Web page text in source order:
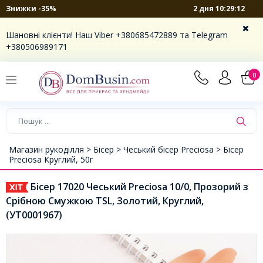
Знижки -35% 2 дня 10:29:12
Шановні клієнти! Наш Viber +380685472889 та Telegram
+380506989171
0
Магазин рукоділля > Бісер > Чеський бісер Preciosa > Бісер
Preciosa Круглий, 50г
Бісер 17020 Чеський Preciosa 10/0, Прозорий з
Срібною Смужкою TSL, Золотий, Круглий,
(УТ0001967)